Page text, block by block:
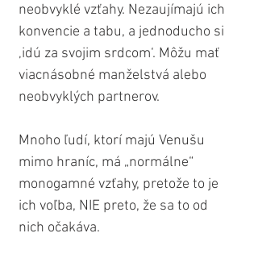
neobvyklé vzťahy. Nezaujímajú ich
konvencie a tabu, a jednoducho si
‚idú za svojim srdcom‘. Môžu mať
viacnásobné manželstvá alebo
neobvyklých partnerov.
Mnoho ľudí, ktorí majú Venušu
mimo hraníc, má „normálne“
monogamné vzťahy, pretože to je
ich voľba, NIE preto, že sa to od
nich očakáva.